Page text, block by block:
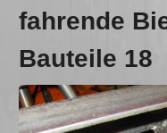
fahrende
Bauteile 18